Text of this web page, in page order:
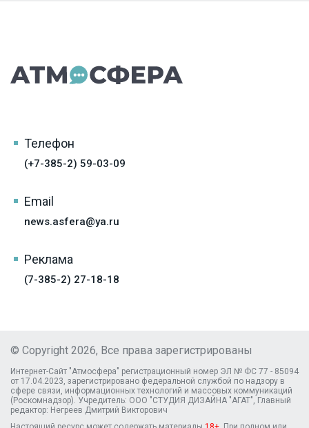
Телефон
(+7-385-2) 59-03-09
Email
news.asfera@ya.ru
Реклама
(7-385-2) 27-18-18
© Copyright 2026, Все права зарегистрированы
Интернет-Сайт "Атмосфера" регистрационный номер ЭЛ № ФС 77 - 85094
от 17.04.2023, зарегистрировано федеральной службой по надзору в
сфере связи, информационных технологий и массовых коммуникаций
(Роскомнадзор). Учредитель: ООО "СТУДИЯ ДИЗАЙНА "АГАТ", Главный
редактор: Негреев Дмитрий Викторович